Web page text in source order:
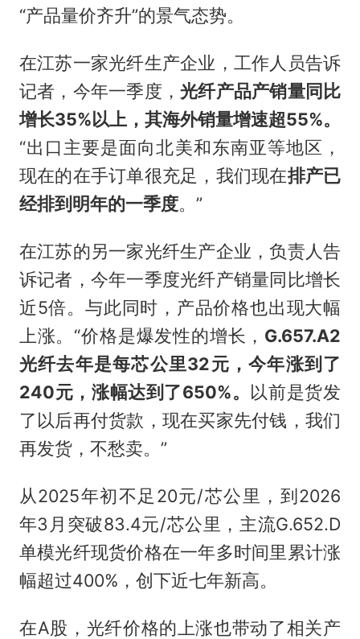
“产品量价齐升”的景气态势。
在江苏一家光纤生产企业，工作人员告诉
记者，今年一季度，光纤产品产销量同比
增长35%以上，其海外销量增速超55%。
“出口主要是面向北美和东南亚等地区，
现在的在手订单很充足，我们现在排产已
经排到明年的一季度。”
在江苏的另一家光纤生产企业，负责人告
诉记者，今年一季度光纤产销量同比增长
近5倍。与此同时，产品价格也出现大幅
上涨。“价格是爆发性的增长， G.657.A2
光纤去年是每芯公里32元，今年涨到了
240元，涨幅达到了650%。 以前是货发
了以后再付货款，现在买家先付钱，我们
再发货，不愁卖。”
从2025年初不足20元/芯公里，到2026
年3月突破83.4元/芯公里，主流G.652.D
单模光纤现货价格在一年多时间里累计涨
幅超过400%，创下近七年新高。
在A股，光纤价格的上涨也带动了相关产